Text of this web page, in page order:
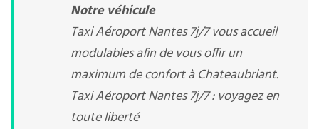
Notre véhicule
Taxi Aéroport Nantes 7j/7 vous accueil
modulables afin de vous offir un
maximum de confort à Chateaubriant.
Taxi Aéroport Nantes 7j/7 : voyagez en
toute liberté